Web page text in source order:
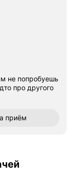
не попробуешь
про другого
приём